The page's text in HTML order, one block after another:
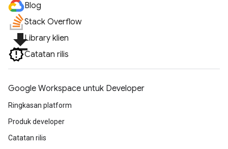
Blog
Stack Overflow
file_downloadLibrary klien
Catatan rilis
Google Workspace untuk Developer
Ringkasan platform
Produk developer
Catatan rilis